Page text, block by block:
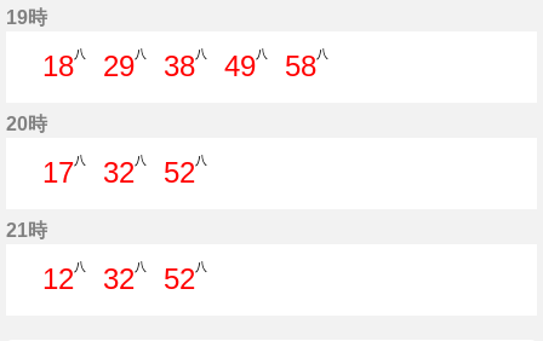
19時
18八
29八
38八
49八
58八
20時
17八
32八
52八
21時
12八
32八
52八